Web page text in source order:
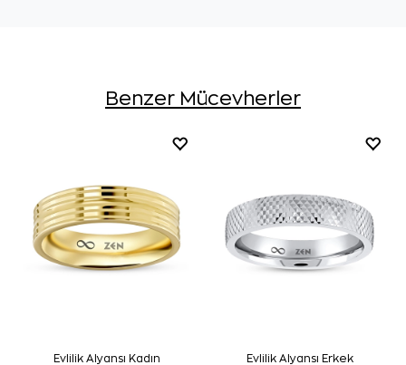
Benzer Mücevherler
Evlilik Alyansı Kadın Evlilik Alyansı Erkek